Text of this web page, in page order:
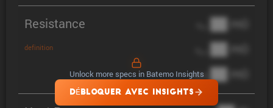
Resistance
definition
██ mΩ
██ mΩ
DCIR ██ mΩ
Unlock more specs in Batemo Insights
DÉBLOQUER AVEC INSIGHTS